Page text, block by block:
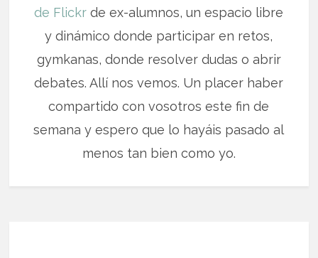
de Flickr de ex-alumnos, un espacio libre
y dinámico donde participar en retos,
gymkanas, donde resolver dudas o abrir
debates. Allí nos vemos. Un placer haber
compartido con vosotros este fin de
semana y espero que lo hayáis pasado al
menos tan bien como yo.